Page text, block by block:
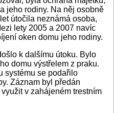
jeho rodiny. Na něj osobně
útočila neznámá osoba,
lety 2005 a 2007 navíc
oken domu jeho rodiny.
k dalšímu útoku. Bylo
domu výstřelem z praku.
systému se podařilo
Záznam byl předán
v zahájeném trestním